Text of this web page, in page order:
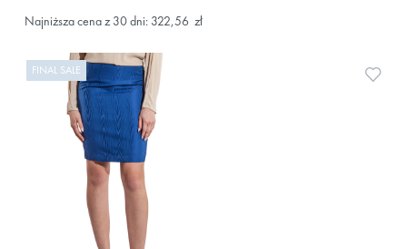
Najniższa cena z 30 dni: 322,56 zł
FINAL SALE